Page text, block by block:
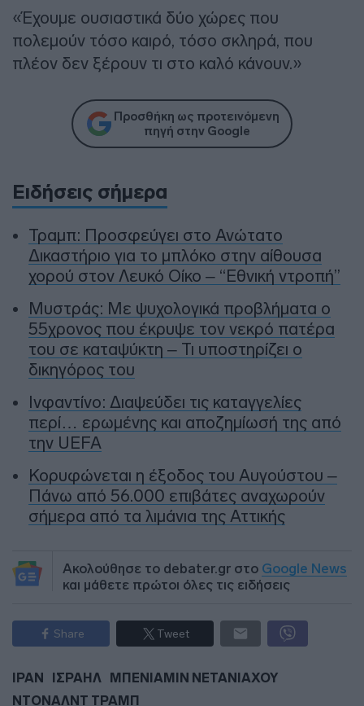
«Έχουμε ουσιαστικά δύο χώρες που
πολεμούν τόσο καιρό, τόσο σκληρά, που
πλέον δεν ξέρουν τι στο καλό κάνουν.»
Προσθήκη ως προτεινόμενη
πηγή στην Google
Ειδήσεις σήμερα
Τραμπ: Προσφεύγει στο Ανώτατο
Δικαστήριο για το μπλόκο στην αίθουσα
χορού στον Λευκό Οίκο – “Εθνική ντροπή”
Μυστράς: Με ψυχολογικά προβλήματα ο
55χρονος που έκρυψε τον νεκρό πατέρα
του σε καταψύκτη – Τι υποστηρίζει ο
δικηγόρος του
Ινφαντίνο: Διαψεύδει τις καταγγελίες
περί… ερωμένης και αποζημίωσή της από
την UEFA
Κορυφώνεται η έξοδος του Αυγούστου –
Πάνω από 56.000 επιβάτες αναχωρούν
σήμερα από τα λιμάνια της Αττικής
Ακολούθησε το debater.gr στο Google News
και μάθετε πρώτοι όλες τις ειδήσεις
Share Tweet
ΙΡΑΝ ΙΣΡΑΗΛ
ΜΠΕΝΙΑΜΙΝ ΝΕΤΑΝΙΑΧΟΥ
ΝΤΟΝΑΛΝΤ ΤΡΑΜΠ